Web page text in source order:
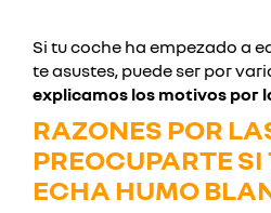
Si tu coche ha empezado a
te asustes, puede ser por
explicamos los motivos por
RAZONES POR
PREOCUPARTE
ECHA HUMO